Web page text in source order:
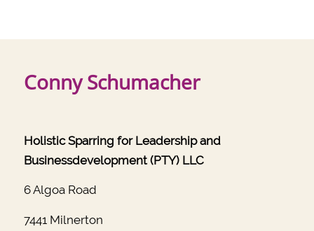
Conny Schumacher
Holistic Sparring for Leadership and
Businessdevelopment (PTY) LLC
6 Algoa Road
7441 Milnerton